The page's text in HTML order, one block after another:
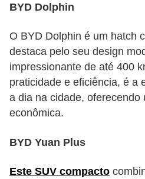
BYD Dolphin
O BYD Dolphin é um hatch
destaca pelo seu design
impressionante de até 400
praticidade e eficiência, é a
a dia na cidade, oferecendo
econômica.
BYD Yuan Plus
Este SUV compacto